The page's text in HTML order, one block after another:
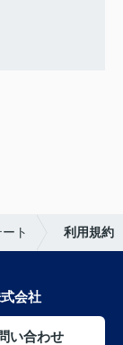
ト 利用規約
会社
い合わせ